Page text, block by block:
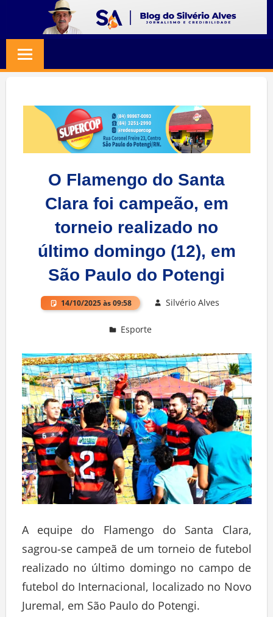
content
SILVERIO
ALVES
Jornalismo
Credibilidade
O Flamengo do Santa
Clara foi campeão, em
torneio realizado no
último domingo (12), em
São Paulo do Potengi
14/10/2025 às 09:58 Silvério Alves
Esporte
A equipe do Flamengo do Santa Clara,
sagrou-se campeã de um torneio de futebol
realizado no último domingo no campo de
futebol do Internacional, localizado no Novo
Juremal, em São Paulo do Potengi.